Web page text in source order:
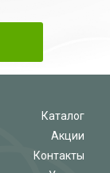
Каталог
Акции
Контакты